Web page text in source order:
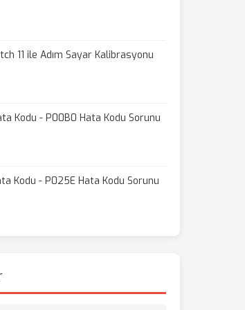
11 ile Adım Sayar Kalibrasyonu
Kodu - P00B0 Hata Kodu Sorunu
Kodu - P025E Hata Kodu Sorunu